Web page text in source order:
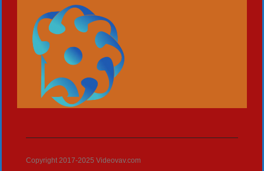
Copyright 2017-2025 Videovav.com